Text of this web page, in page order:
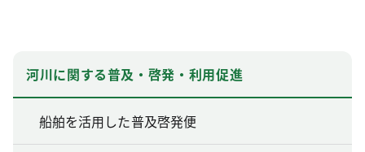
河川に関する普及・啓発・利用促進
船舶を活用した普及啓発便